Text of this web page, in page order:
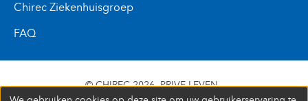
Chirec Ziekenhuisgroep
FAQ
© CHIREC 2026 PRIVE LEVEN